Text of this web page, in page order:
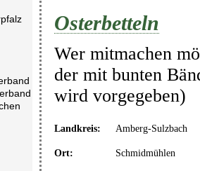
Osterbetteln
Wer mitmachen
der mit bunten
wird vorgegeben)
Landkreis: Amberg-Sulzbach
Ort: Schmidmühlen